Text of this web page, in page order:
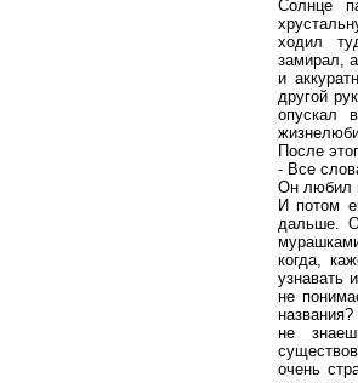
Солнце
ходил
замирал,
и
другой
опускал
После
- Все
Он любил
И потом
дальше.
когда,
узнавать
не
не
очень